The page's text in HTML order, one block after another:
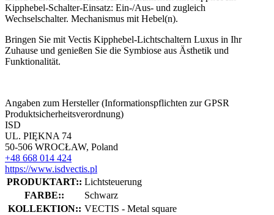
Kipphebel-Schalter-Einsatz: Ein-/Aus- und zugleich
Wechselschalter. Mechanismus mit Hebel(n).
Bringen Sie mit Vectis Kipphebel-Lichtschaltern Luxus in Ihr
Zuhause und genießen Sie die Symbiose aus Ästhetik und
Funktionalität.
Angaben zum Hersteller (Informationspflichten zur GPSR
Produktsicherheitsverordnung)
ISD
UL. PIĘKNA 74
50-506 WROCŁAW, Poland
+48 668 014 424
https://www.isdvectis.pl
PRODUKTART:: Lichtsteuerung
FARBE::
Schwarz
KOLLEKTION:: VECTIS - Metal square